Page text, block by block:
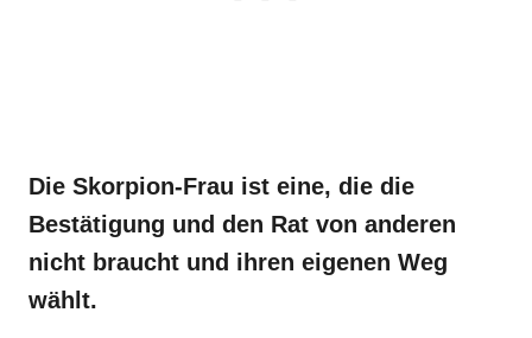
Die Skorpion-Frau ist eine, die die
Bestätigung und den Rat von anderen
nicht braucht und ihren eigenen Weg
wählt.